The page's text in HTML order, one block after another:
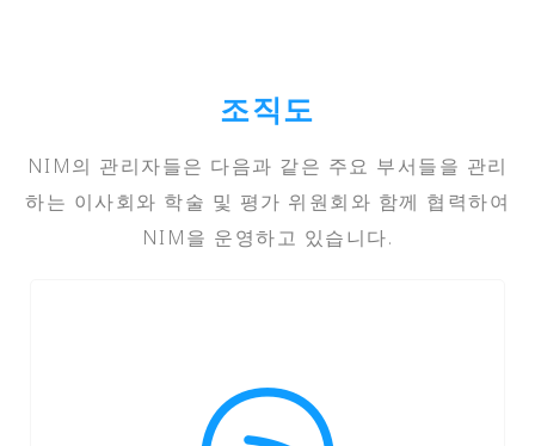
조직도
NIM의 관리자들은 다음과 같은 주요 부서들을 관리
하는 이사회와 학술 및 평가 위원회와 함께 협력하여
NIM을 운영하고 있습니다.